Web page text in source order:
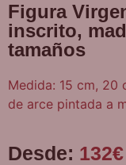
Figura
inscrito,
tamaños
Medida: 15 cm, 20
de arce pintada a
Desde: 132€